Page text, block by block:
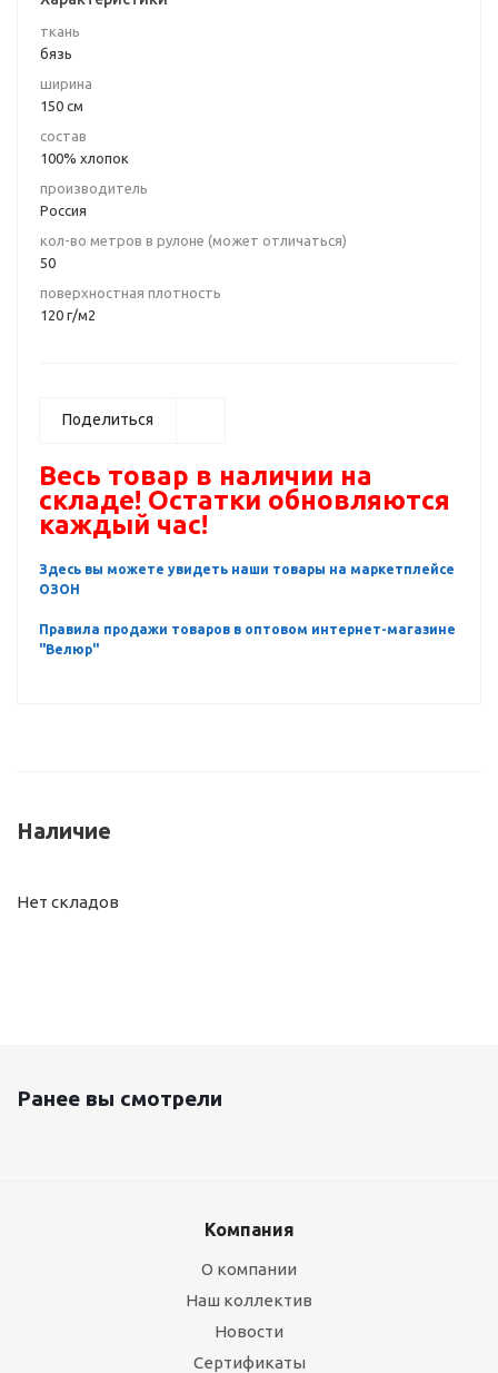
ткань
бязь
ширина
150 см
состав
100% хлопок
производитель
Россия
кол-во метров в рулоне (может отличаться)
50
поверхностная плотность
120 г/м2
Поделиться
Весь товар в наличии на
складе! Остатки обновляются
каждый час!
Здесь вы можете увидеть наши товары на маркетплейсе
ОЗОН
Правила продажи товаров в оптовом интернет-магазине
"Велюр"
Наличие
Нет складов
Ранее вы смотрели
Компания
О компании
Наш коллектив
Новости
Сертификаты